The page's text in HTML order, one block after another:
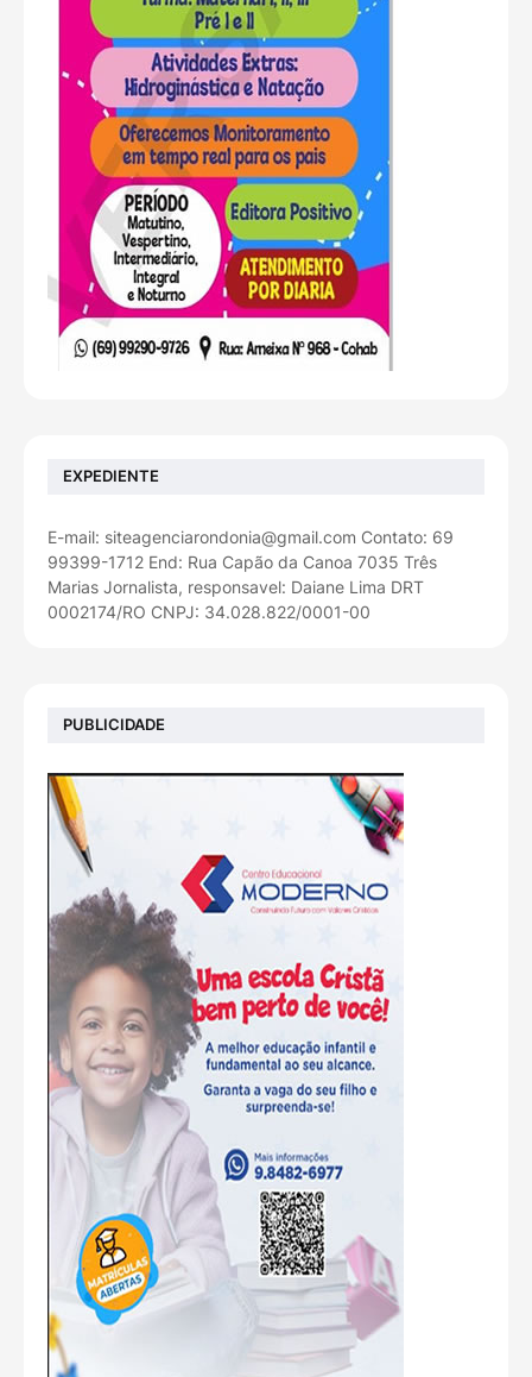
EXPEDIENTE
E-mail: siteagenciarondonia@gmail.com Contato: 69
99399-1712 End: Rua Capão da Canoa 7035 Três
Marias Jornalista, responsavel: Daiane Lima DRT
0002174/RO CNPJ: 34.028.822/0001-00
PUBLICIDADE